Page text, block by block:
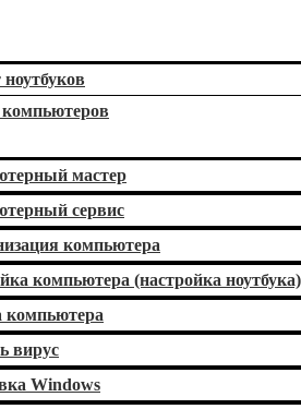
мастер
сервис
компьютера
компьютера (настройка ноутбука)
компьютера
вирус
Windows